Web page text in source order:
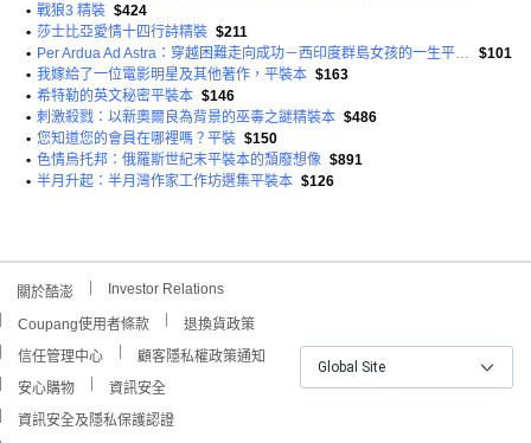
• 戰狼3 精裝 $424
• 莎士比亞愛情十四行詩精裝 $211
•
Per Ardua Ad Astra：穿越困難走向成功－西印度群島女孩的一生平裝本
$101
• 我嫁給了一位電影明星及其他著作，平裝本 $163
• 希特勒的英文秘密平裝本 $146
• 刺激殺戮：以新奧爾良為背景的巫毒之謎精裝本 $486
• 您知道您的會員在哪裡嗎？平裝 $150
• 色情烏托邦：俄羅斯世紀末平裝本的頹廢想像 $891
• 半月升起：半月灣作家工作坊選集平裝本 $126
關於酷澎 Investor Relations
Coupang使用者條款
退換貨政策
信任管理中心
顧客隱私權政策通知
安心購物
資訊安全
資訊安全及隱私保護認證
Global Site